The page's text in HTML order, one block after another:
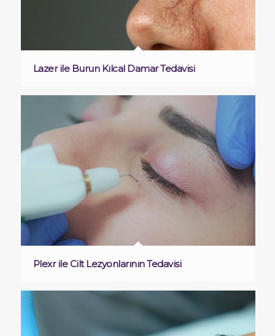
Lazer ile Burun Kılcal Damar Tedavisi
Plexr ile Cilt Lezyonlarının Tedavisi